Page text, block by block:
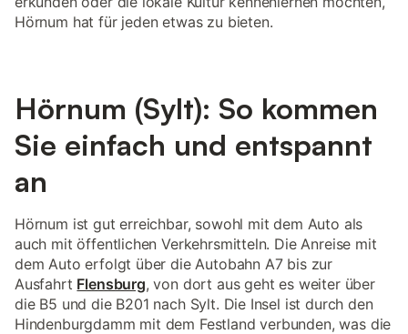
Hörnum hat für jeden etwas zu bieten.
Hörnum (Sylt): So kommen
Sie einfach und entspannt
an
Hörnum ist gut erreichbar, sowohl mit dem Auto als
auch mit öffentlichen Verkehrsmitteln. Die Anreise mit
dem Auto erfolgt über die Autobahn A7 bis zur
Ausfahrt Flensburg, von dort aus geht es weiter über
die B5 und die B201 nach Sylt. Die Insel ist durch den
Hindenburgdamm mit dem Festland verbunden, was die